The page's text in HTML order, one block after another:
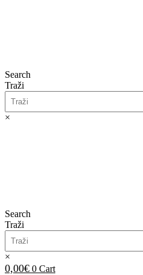
Search
Traži
×
Search
Traži
×
0,00€ 0 Cart